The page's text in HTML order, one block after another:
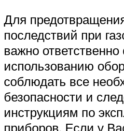
Для
последствий при
важно ответственно
использованию
соблюдать все
безопасности и
инструкциям по
приборов. Если у